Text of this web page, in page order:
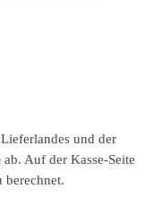
und der
Auf der Kasse-Seite
berechnet.